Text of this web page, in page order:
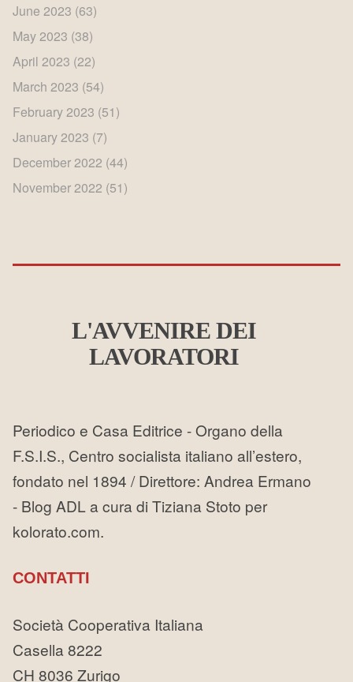
June 2023 (63)
May 2023 (38)
April 2023 (22)
March 2023 (54)
February 2023 (51)
January 2023 (7)
December 2022 (44)
November 2022 (51)
L'AVVENIRE DEI
LAVORATORI
Periodico e Casa Editrice - Organo della
F.S.I.S., Centro socialista italiano all’estero,
fondato nel 1894 / Direttore: Andrea Ermano
- Blog ADL a cura di Tiziana Stoto per
kolorato.com.
CONTATTI
Società Cooperativa Italiana
Casella 8222
CH 8036 Zurigo